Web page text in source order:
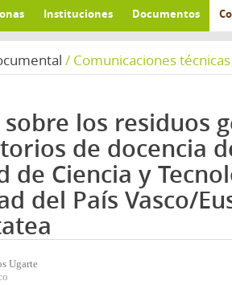
Instituciones Documentos
/ Comunicaciones técnicas
los residuos
de docencia
de Ciencia y
del País Vasco/
Ugarte